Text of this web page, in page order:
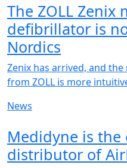
The ZOLL Zenix
defibrillator is
Nordics
Zenix has arrived, and
from ZOLL is more
News
Medidyne is the
distributor of